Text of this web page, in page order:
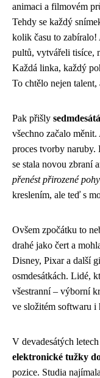
animaci a filmovém
Tehdy se každý
kolik času to
pultů, vytvářeli tisíce,
Každá linka, každý
To chtělo nejen
Pak přišly
všechno začalo
proces tvorby
se stala novou zbraní
přenést přirozené
kreslením, ale teď s
Ovšem zpočátku to
drahé jako čert a
Disney, Pixar a další
osmdesátkách. Lidé,
všestranní – výborní
ve složitém softwaru i
V devadesátých
elektronické tužky
pozice. Studia